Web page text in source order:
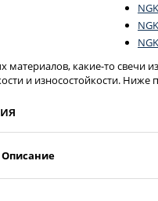
материалов, какие-то свечи
и износостойкости.
Описание